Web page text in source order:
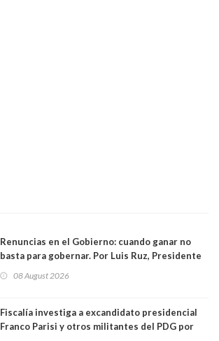
Renuncias en el Gobierno: cuando ganar no
basta para gobernar. Por Luis Ruz, Presidente
08 August 2026
Fiscalía investiga a excandidato presidencial
Franco Parisi y otros militantes del PDG por